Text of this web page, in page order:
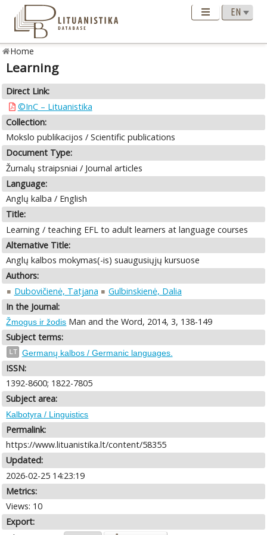
Home
Learning
Direct Link:
©InC – Lituanistika
Collection:
Mokslo publikacijos / Scientific publications
Document Type:
Žurnalų straipsniai / Journal articles
Language:
Anglų kalba / English
Title:
Learning / teaching EFL to adult learners at language courses
Alternative Title:
Anglų kalbos mokymas(-is) suaugusiųjų kursuose
Authors:
Dubovičienė, Tatjana
Gulbinskienė, Dalia
In the Journal:
Žmogus ir žodis Man and the Word, 2014, 3, 138-149
Subject terms:
LT Germanų kalbos / Germanic languages.
ISSN:
1392-8600; 1822-7805
Subject area:
Kalbotyra / Linguistics
Permalink:
https://www.lituanistika.lt/content/58355
Updated:
2026-02-25 14:23:19
Metrics:
Views: 10
Export: